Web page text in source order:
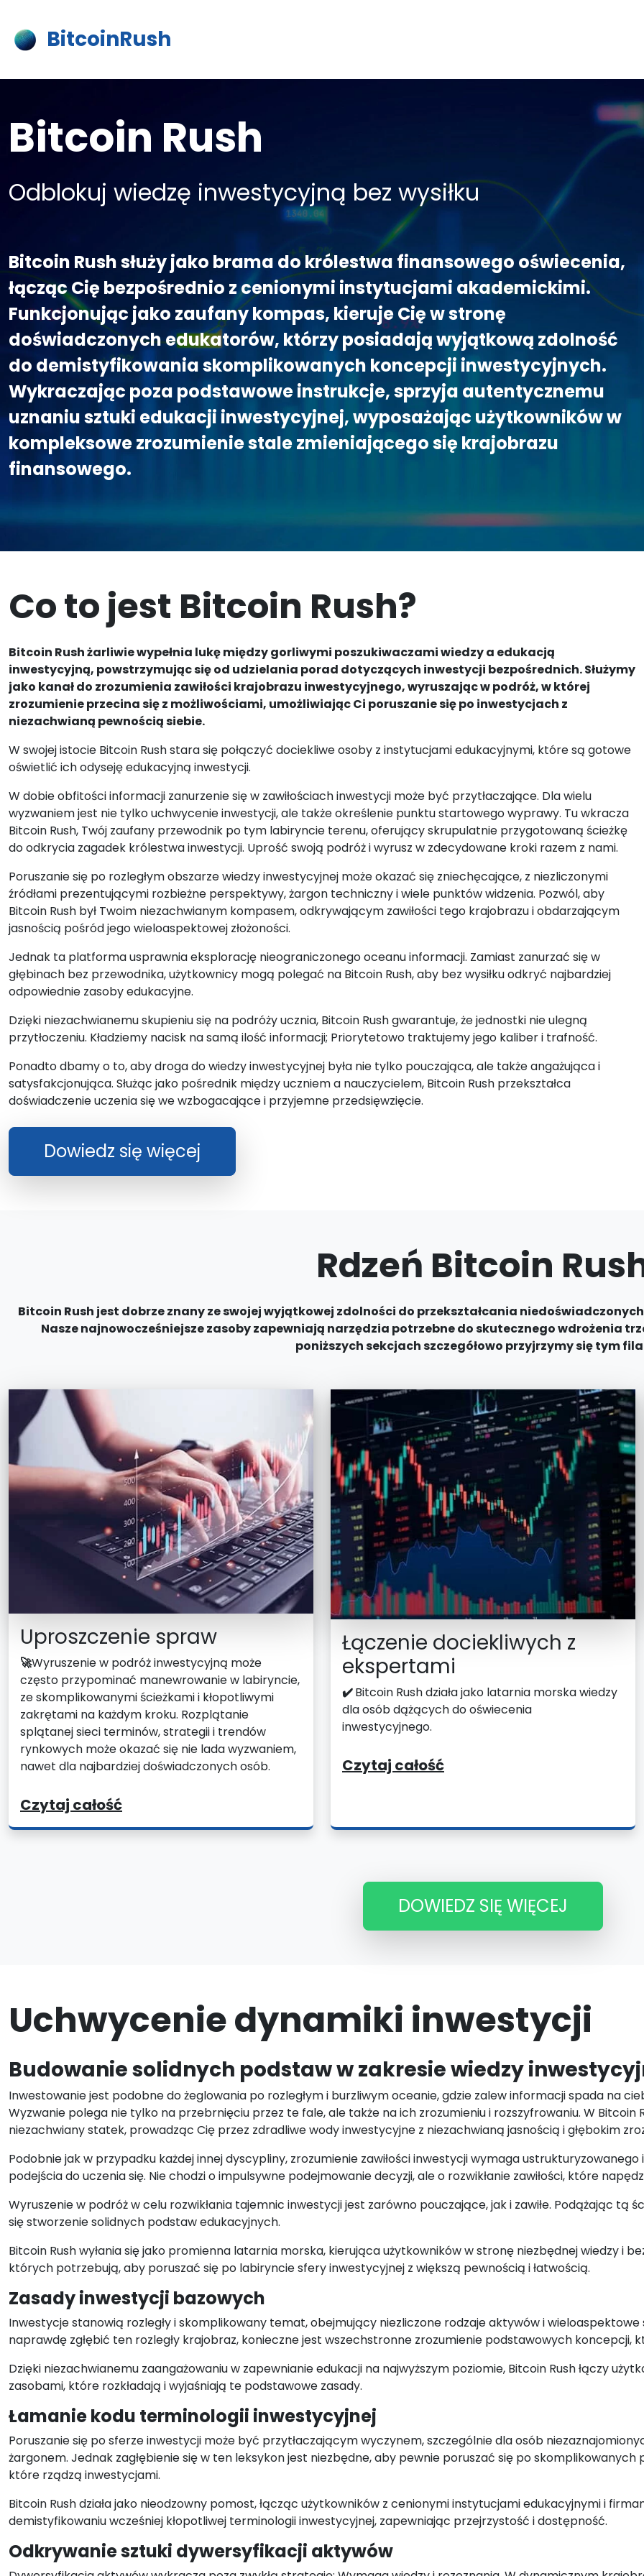
BitcoinRush
Bitcoin Rush
Odblokuj wiedzę inwestycyjną bez wysiłku
Bitcoin Rush służy jako brama do królestwa finansowego oświecenia,
łącząc Cię bezpośrednio z cenionymi instytucjami akademickimi.
Funkcjonując jako zaufany kompas, kieruje Cię w stronę
doświadczonych edukatorów, którzy posiadają wyjątkową zdolność
do demistyfikowania skomplikowanych koncepcji inwestycyjnych.
Wykraczając poza podstawowe instrukcje, sprzyja autentycznemu
uznaniu sztuki edukacji inwestycyjnej, wyposażając użytkowników w
kompleksowe zrozumienie stale zmieniającego się krajobrazu
finansowego.
Co to jest Bitcoin Rush?
Bitcoin Rush żarliwie wypełnia lukę między gorliwymi poszukiwaczami wiedzy a edukacją
inwestycyjną, powstrzymując się od udzielania porad dotyczących inwestycji bezpośrednich. Służymy
jako kanał do zrozumienia zawiłości krajobrazu inwestycyjnego, wyruszając w podróż, w której
zrozumienie przecina się z możliwościami, umożliwiając Ci poruszanie się po inwestycjach z
niezachwianą pewnością siebie.
W swojej istocie Bitcoin Rush stara się połączyć dociekliwe osoby z instytucjami edukacyjnymi, które są gotowe
oświetlić ich odyseję edukacyjną inwestycji.
W dobie obfitości informacji zanurzenie się w zawiłościach inwestycji może być przytłaczające. Dla wielu
wyzwaniem jest nie tylko uchwycenie inwestycji, ale także określenie punktu startowego wyprawy. Tu wkracza
Bitcoin Rush, Twój zaufany przewodnik po tym labiryncie terenu, oferujący skrupulatnie przygotowaną ścieżkę
do odkrycia zagadek królestwa inwestycji. Uprość swoją podróż i wyrusz w zdecydowane kroki razem z nami.
Poruszanie się po rozległym obszarze wiedzy inwestycyjnej może okazać się zniechęcające, z niezliczonymi
źródłami prezentującymi rozbieżne perspektywy, żargon techniczny i wiele punktów widzenia. Pozwól, aby
Bitcoin Rush był Twoim niezachwianym kompasem, odkrywającym zawiłości tego krajobrazu i obdarzającym
jasnością pośród jego wieloaspektowej złożoności.
Jednak ta platforma usprawnia eksplorację nieograniczonego oceanu informacji. Zamiast zanurzać się w
głębinach bez przewodnika, użytkownicy mogą polegać na Bitcoin Rush, aby bez wysiłku odkryć najbardziej
odpowiednie zasoby edukacyjne.
Dzięki niezachwianemu skupieniu się na podróży ucznia, Bitcoin Rush gwarantuje, że jednostki nie ulegną
przytłoczeniu. Kładziemy nacisk na samą ilość informacji; Priorytetowo traktujemy jego kaliber i trafność.
Ponadto dbamy o to, aby droga do wiedzy inwestycyjnej była nie tylko pouczająca, ale także angażująca i
satysfakcjonująca. Służąc jako pośrednik między uczniem a nauczycielem, Bitcoin Rush przekształca
doświadczenie uczenia się we wzbogacające i przyjemne przedsięwzięcie.
Dowiedz się więcej
Rdzeń Bitcoin
Bitcoin Rush jest dobrze znany ze swojej wyjątkowej zdolności do przekształcania
Nasze najnowocześniejsze zasoby zapewniają narzędzia potrzebne do skutecznego wdrożenia
poniższych sekcjach szczegółowo przyjrzymy się tym
Uproszczenie spraw
🚀Wyruszenie w podróż inwestycyjną może
często przypominać manewrowanie w labiryncie,
ze skomplikowanymi ścieżkami i kłopotliwymi
zakrętami na każdym kroku. Rozplątanie
splątanej sieci terminów, strategii i trendów
rynkowych może okazać się nie lada wyzwaniem,
nawet dla najbardziej doświadczonych osób.
Czytaj całość
Łączenie dociekliwych z
ekspertami
✔️Bitcoin Rush działa jako latarnia morska wiedzy
dla osób dążących do oświecenia
inwestycyjnego.
Czytaj całość
DOWIEDZ SIĘ WIĘCEJ
Uchwycenie dynamiki inwestycji
Budowanie solidnych podstaw w zakresie wiedzy
Inwestowanie jest podobne do żeglowania po rozległym i burzliwym oceanie, gdzie zalew informacji spada na
Wyzwanie polega nie tylko na przebrnięciu przez te fale, ale także na ich zrozumieniu i rozszyfrowaniu. W Bitcoin
niezachwiany statek, prowadząc Cię przez zdradliwe wody inwestycyjne z niezachwianą jasnością i głębokim
Podobnie jak w przypadku każdej innej dyscypliny, zrozumienie zawiłości inwestycji wymaga
podejścia do uczenia się. Nie chodzi o impulsywne podejmowanie decyzji, ale o rozwikłanie zawiłości, które
Wyruszenie w podróż w celu rozwikłania tajemnic inwestycji jest zarówno pouczające, jak i zawiłe. Podążając tą
się stworzenie solidnych podstaw edukacyjnych.
Bitcoin Rush wyłania się jako promienna latarnia morska, kierująca użytkowników w stronę niezbędnej wiedzy i
których potrzebują, aby poruszać się po labiryncie sfery inwestycyjnej z większą pewnością i łatwością.
Zasady inwestycji bazowych
Inwestycje stanowią rozległy i skomplikowany temat, obejmujący niezliczone rodzaje aktywów i wieloaspektowe
naprawdę zgłębić ten rozległy krajobraz, konieczne jest wszechstronne zrozumienie podstawowych koncepcji,
Dzięki niezachwianemu zaangażowaniu w zapewnianie edukacji na najwyższym poziomie, Bitcoin Rush łączy
zasobami, które rozkładają i wyjaśniają te podstawowe zasady.
Łamanie kodu terminologii inwestycyjnej
Poruszanie się po sferze inwestycji może być przytłaczającym wyczynem, szczególnie dla osób
żargonem. Jednak zagłębienie się w ten leksykon jest niezbędne, aby pewnie poruszać się po
które rządzą inwestycjami.
Bitcoin Rush działa jako nieodzowny pomost, łącząc użytkowników z cenionymi instytucjami edukacyjnymi i
demistyfikowaniu wcześniej kłopotliwej terminologii inwestycyjnej, zapewniając przejrzystość i dostępność.
Odkrywanie sztuki dywersyfikacji aktywów